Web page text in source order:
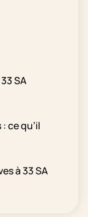
SA
ce qu’il
à 33 SA